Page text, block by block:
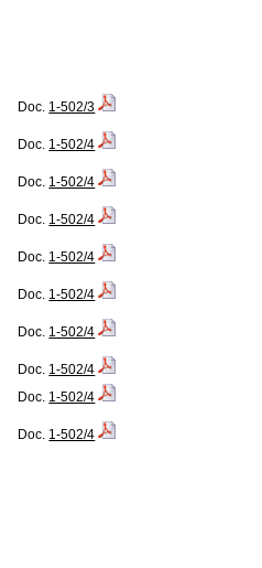
Doc. 1-502/3
Doc. 1-502/4
Doc. 1-502/4
Doc. 1-502/4
Doc. 1-502/4
Doc. 1-502/4
Doc. 1-502/4
Doc. 1-502/4
Doc. 1-502/4
Doc. 1-502/4